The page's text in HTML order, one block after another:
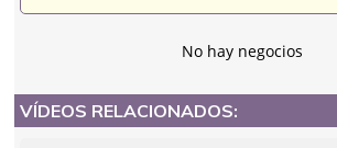
No hay negocios
VÍDEOS RELACIONADOS: